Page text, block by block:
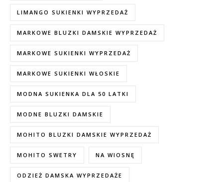
LIMANGO SUKIENKI WYPRZEDAŻ
MARKOWE BLUZKI DAMSKIE WYPRZEDAŻ
MARKOWE SUKIENKI WYPRZEDAŻ
MARKOWE SUKIENKI WŁOSKIE
MODNA SUKIENKA DLA 50 LATKI
MODNE BLUZKI DAMSKIE
MOHITO BLUZKI DAMSKIE WYPRZEDAŻ
MOHITO SWETRY NA WIOSNĘ
ODZIEŻ DAMSKA WYPRZEDAŻE